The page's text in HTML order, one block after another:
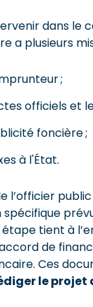
dans le
a plusieurs
;
officiels et
foncière ;
à l'État.
l’officier
tient à
de
Ces
le projet